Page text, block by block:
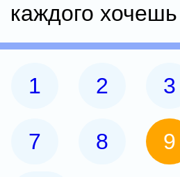
каждого
1 2 3
7 8 9